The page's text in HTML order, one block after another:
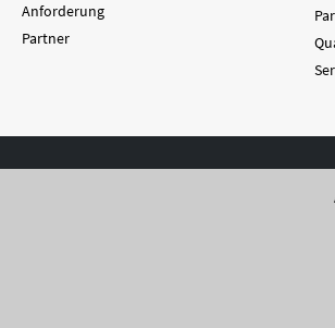
Anforderung
Partner